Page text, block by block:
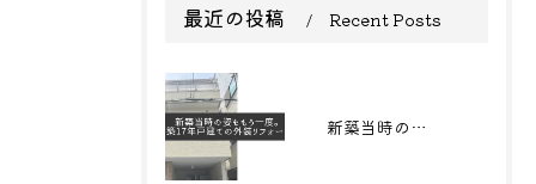
最近の投稿 Recent Posts
新築当時の姿をもう一度。築17年戸建ての外装リフォーム